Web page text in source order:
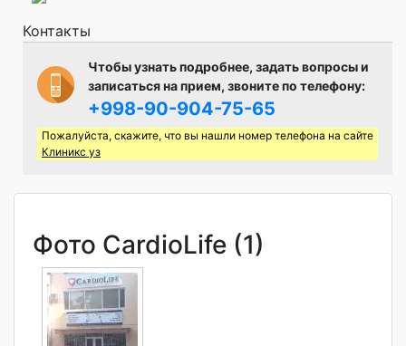
Контакты
Чтобы узнать подробнее, задать вопросы и
записаться на прием, звоните по телефону:
+998-90-904-75-65
Пожалуйста, скажите, что вы нашли номер телефона на сайте
Клиникс уз
Фото CardioLife (1)